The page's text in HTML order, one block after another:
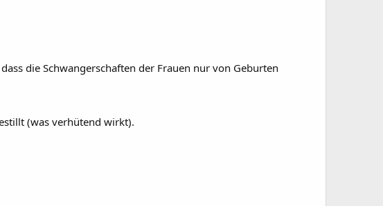
die Schwangerschaften der Frauen nur von Geburten
(was verhütend wirkt).